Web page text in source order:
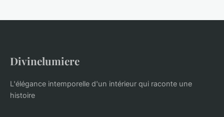
Divinelumiere
L'élégance intemporelle d'un intérieur qui raconte une
histoire